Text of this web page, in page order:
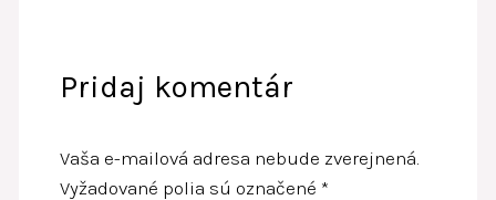
Pridaj komentár
Vaša e-mailová adresa nebude zverejnená.
Vyžadované polia sú označené *